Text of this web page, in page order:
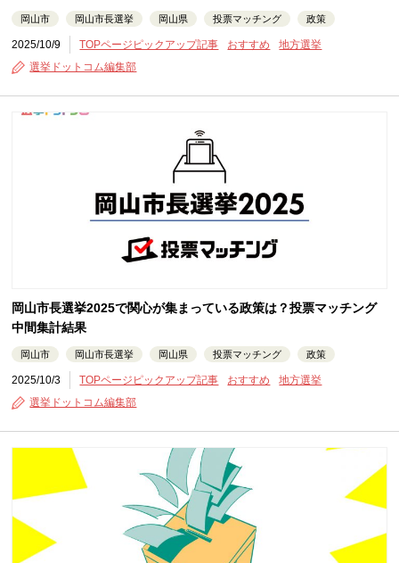
岡山市 岡山市長選挙 岡山県 投票マッチング 政策
2025/10/9 TOPページピックアップ記事 おすすめ
地方選挙
選挙ドットコム編集部
岡山市長選挙2025で関心が集まっている政策は？投票マッチング
中間集計結果
岡山市 岡山市長選挙 岡山県 投票マッチング 政策
2025/10/3 TOPページピックアップ記事 おすすめ
地方選挙
選挙ドットコム編集部